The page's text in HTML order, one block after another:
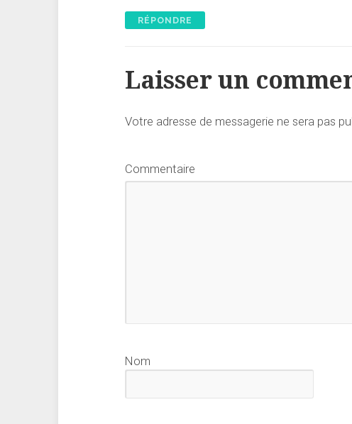
RÉPONDRE
Laisser un
Votre adresse de messagerie ne sera pas
Commentaire
Nom